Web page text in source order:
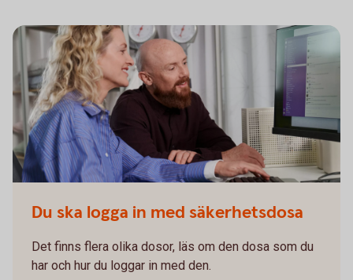
Du ska logga in med säkerhetsdosa
Det finns flera olika dosor, läs om den dosa som du
har och hur du loggar in med den.